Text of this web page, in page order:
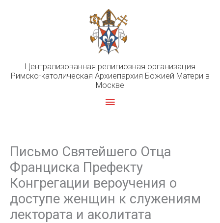
Централизованная религиозная организация
Римско-католическая Архиепархия Божией Матери в
Москве
Главное
Письмо Святейшего Отца
Франциска Префекту
Конгрегации вероучения о
доступе женщин к служениям
лектората и аколитата